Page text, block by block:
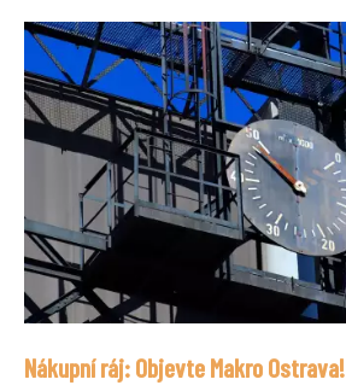
Nákupní ráj: Objevte Makro Ostrava!